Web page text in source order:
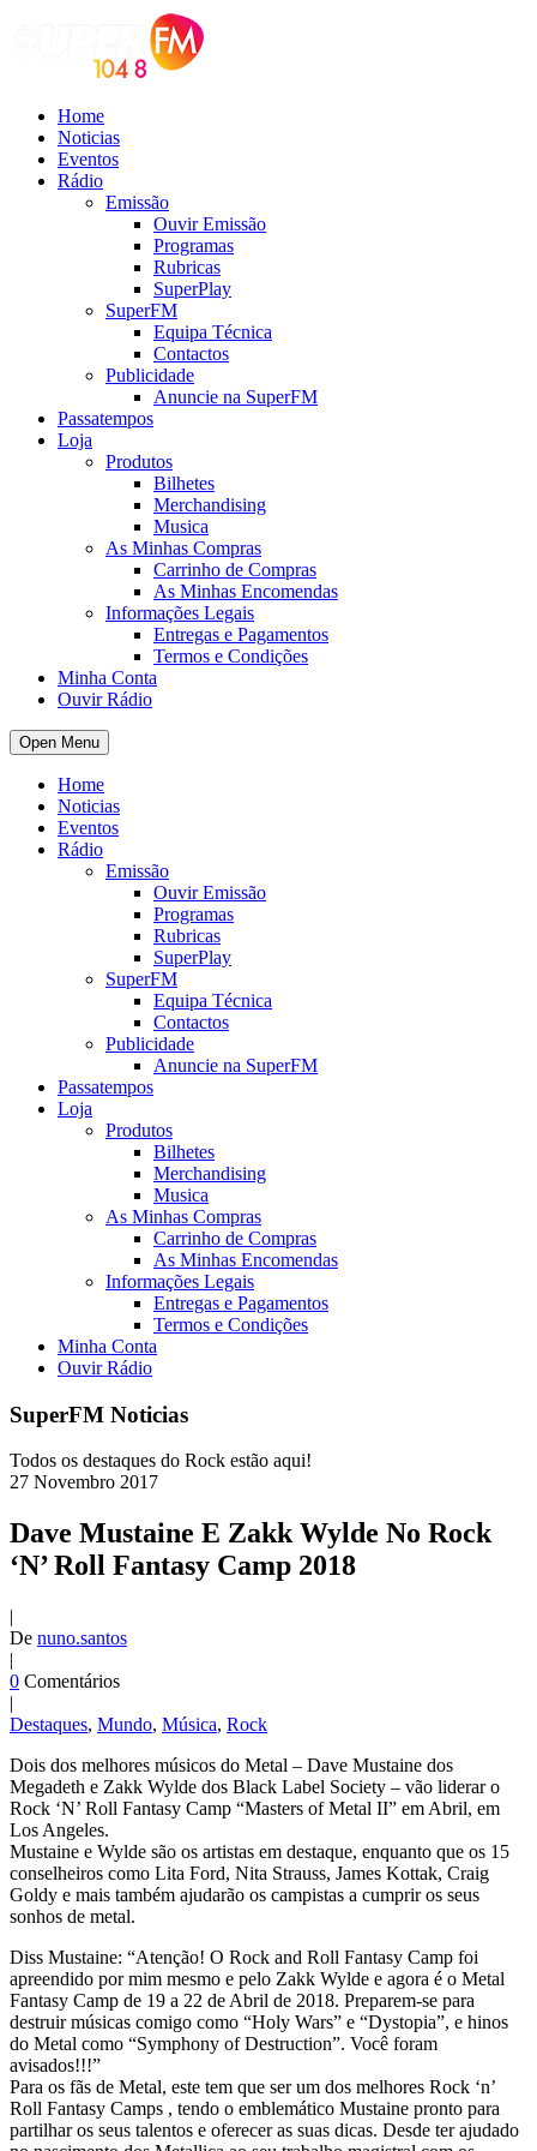
Home
Noticias
Eventos
Rádio
Emissão
Ouvir Emissão
Programas
Rubricas
SuperPlay
SuperFM
Equipa Técnica
Contactos
Publicidade
Anuncie na SuperFM
Passatempos
Loja
Produtos
Bilhetes
Merchandising
Musica
As Minhas Compras
Carrinho de Compras
As Minhas Encomendas
Informações Legais
Entregas e Pagamentos
Termos e Condições
Minha Conta
Ouvir Rádio
Open Menu
Home
Noticias
Eventos
Rádio
Emissão
Ouvir Emissão
Programas
Rubricas
SuperPlay
SuperFM
Equipa Técnica
Contactos
Publicidade
Anuncie na SuperFM
Passatempos
Loja
Produtos
Bilhetes
Merchandising
Musica
As Minhas Compras
Carrinho de Compras
As Minhas Encomendas
Informações Legais
Entregas e Pagamentos
Termos e Condições
Minha Conta
Ouvir Rádio
SuperFM Noticias
Todos os destaques do Rock estão aqui!
27 Novembro 2017
Dave Mustaine E Zakk Wylde No Rock
‘N’ Roll Fantasy Camp 2018
|
De nuno.santos
|
0 Comentários
|
Destaques, Mundo, Música, Rock
Dois dos melhores músicos do Metal – Dave Mustaine dos
Megadeth e Zakk Wylde dos Black Label Society – vão liderar o
Rock ‘N’ Roll Fantasy Camp “Masters of Metal II” em Abril, em
Los Angeles.
Mustaine e Wylde são os artistas em destaque, enquanto que os 15
conselheiros como Lita Ford, Nita Strauss, James Kottak, Craig
Goldy e mais também ajudarão os campistas a cumprir os seus
sonhos de metal.
Diss Mustaine: “Atenção! O Rock and Roll Fantasy Camp foi
apreendido por mim mesmo e pelo Zakk Wylde e agora é o Metal
Fantasy Camp de 19 a 22 de Abril de 2018. Preparem-se para
destruir músicas comigo como “Holy Wars” e “Dystopia”, e hinos
do Metal como “Symphony of Destruction”. Você foram
avisados!!!”
Para os fãs de Metal, este tem que ser um dos melhores Rock ‘n’
Roll Fantasy Camps , tendo o emblemático Mustaine pronto para
partilhar os seus talentos e oferecer as suas dicas. Desde ter ajudado